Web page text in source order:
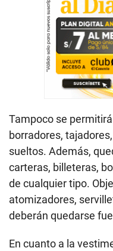
Tampoco se
borradores,
sueltos. Además,
carteras, billeteras,
de cualquier tipo.
atomizadores,
deberán quedarse
En cuanto a la